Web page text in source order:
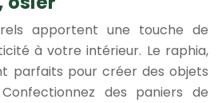
apportent une touche de
à votre intérieur. Le raphia,
parfaits pour créer des objets
des paniers de